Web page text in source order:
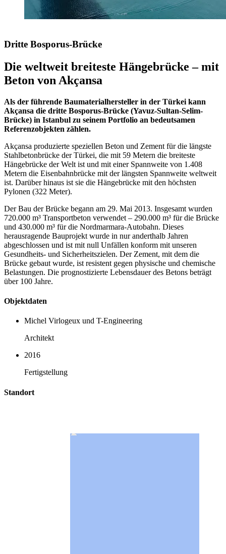
Dritte Bosporus-Brücke
Die weltweit breiteste Hängebrücke – mit
Beton von Akçansa
Als der führende Baumaterialhersteller in der Türkei kann
Akçansa die dritte Bosporus-Brücke (Yavuz-Sultan-Selim-
Brücke) in Istanbul zu seinem Portfolio an bedeutsamen
Referenzobjekten zählen.
Akçansa produzierte speziellen Beton und Zement für die längste
Stahlbetonbrücke der Türkei, die mit 59 Metern die breiteste
Hängebrücke der Welt ist und mit einer Spannweite von 1.408
Metern die Eisenbahnbrücke mit der längsten Spannweite weltweit
ist. Darüber hinaus ist sie die Hängebrücke mit den höchsten
Pylonen (322 Meter).
Der Bau der Brücke begann am 29. Mai 2013. Insgesamt wurden
720.000 m³ Transportbeton verwendet – 290.000 m³ für die Brücke
und 430.000 m³ für die Nordmarmara-Autobahn. Dieses
herausragende Bauprojekt wurde in nur anderthalb Jahren
abgeschlossen und ist mit null Unfällen konform mit unseren
Gesundheits- und Sicherheitszielen. Der Zement, mit dem die
Brücke gebaut wurde, ist resistent gegen physische und chemische
Belastungen. Die prognostizierte Lebensdauer des Betons beträgt
über 100 Jahre.
Objektdaten
Michel Virlogeux und T-Engineering
Architekt
2016
Fertigstellung
Standort